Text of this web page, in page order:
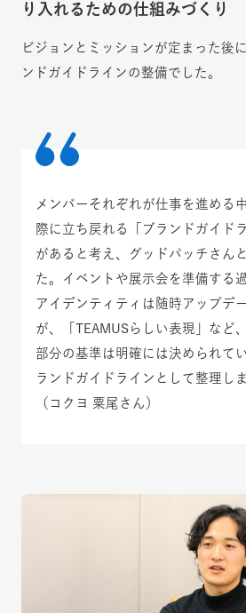
り入れるための仕組みづくり
ビジョンとミッションが定まった後
ンドガイドラインの整備でした。
メンバーそれぞれが仕事を進める
際に立ち戻れる「ブランドガイド
があると考え、グッドパッチさん
た。イベントや展示会を準備する
アイデンティティは随時アップデ
が、「TEAMUSらしい表現」など
部分の基準は明確には決められて
ランドガイドラインとして整理し
（コクヨ 粟尾さん）